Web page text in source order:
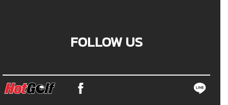
FOLLOW US